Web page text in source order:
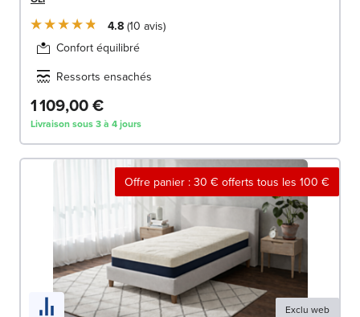
4.8 10 avis
Confort équilibré
Ressorts ensachés
1 109,00 €
Livraison sous 3 à 4 jours
Offre panier : 30 € offerts tous les 100 €
Exclu web